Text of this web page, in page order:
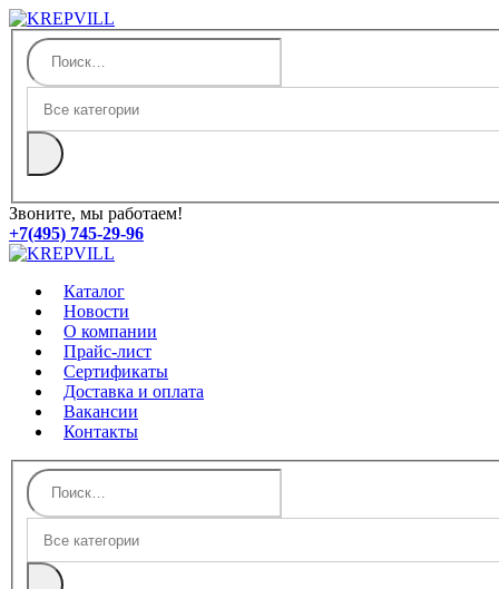
Звоните, мы работаем!
+7(495) 745-29-96
Каталог
Новости
О компании
Прайс-лист
Сертификаты
Доставка и оплата
Вакансии
Контакты